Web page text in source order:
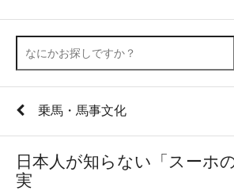
乗馬・馬事文化
日本人が知らない「スーホ
実